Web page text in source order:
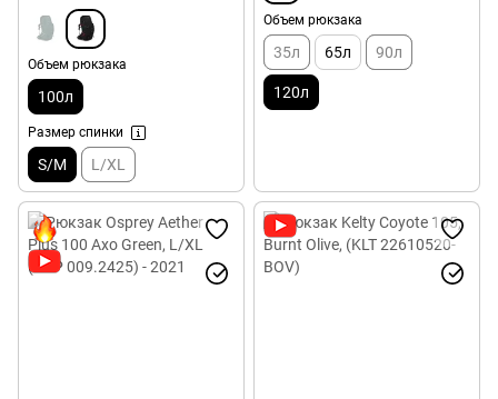
Объем рюкзака
100л
Размер спинки
S/M L/XL
Объем рюкзака
35л 65л 90л
120л